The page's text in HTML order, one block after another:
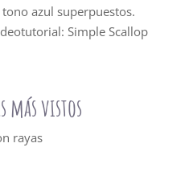
azul superpuestos.
Simple Scallop
más vistos
rayas